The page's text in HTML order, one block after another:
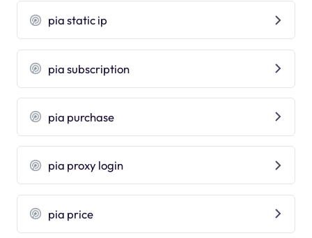
pia static ip
pia subscription
pia purchase
pia proxy login
pia price